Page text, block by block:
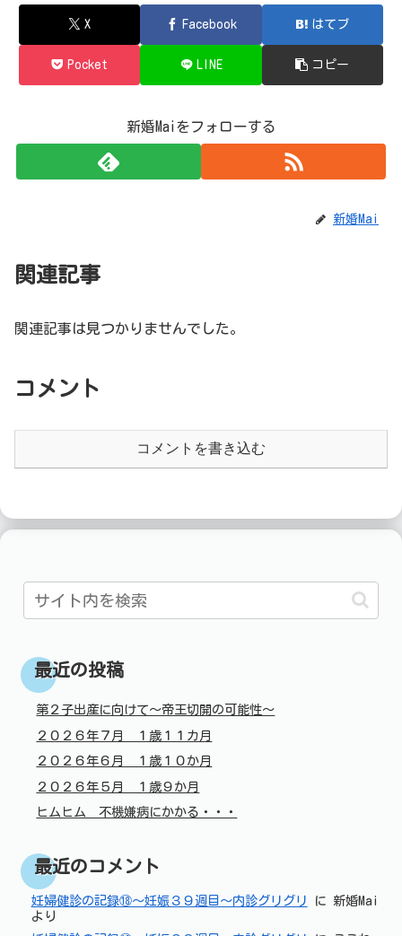
X Facebook はてブ
Pocket LINE コピー
新婚Maiをフォローする
新婚Mai
関連記事
関連記事は見つかりませんでした。
コメント
コメントを書き込む
最近の投稿
第２子出産に向けて～帝王切開の可能性～
２０２６年７月 １歳１１カ月
２０２６年６月 １歳１０か月
２０２６年５月 １歳９か月
ヒムヒム 不機嫌病にかかる・・・
最近のコメント
妊婦健診の記録⑱～妊娠３９週目～内診グリグリ に 新婚Mai
より